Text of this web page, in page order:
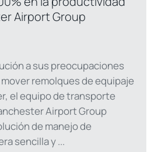
Airport Group
a sus preocupaciones
remolques de equipaje
el equipo de transporte
Airport Group
de manejo de
sencilla y ...